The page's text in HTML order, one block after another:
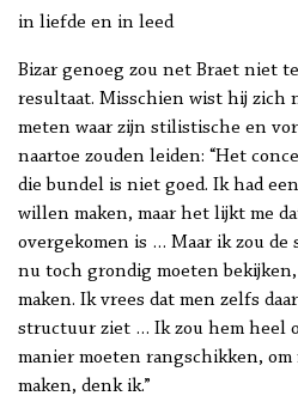
in liefde en in leed
Bizar genoeg zou net Braet niet
resultaat. Misschien wist hij zich
meten waar zijn stilistische en
naartoe zouden leiden: “Het
die bundel is niet goed. Ik had
willen maken, maar het lijkt me
overgekomen is … Maar ik zou
nu toch grondig moeten
maken. Ik vrees dat men zelfs
structuur ziet … Ik zou hem heel
manier moeten rangschikken,
maken, denk ik.”